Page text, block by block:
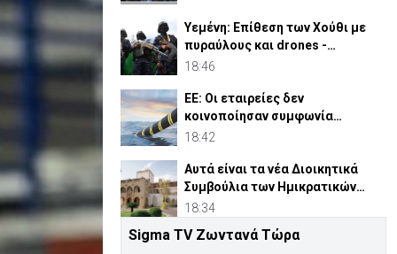
Υεμένη: Επίθεση των Χούθι με
πυραύλους και drones -
Τουλάχιστον 38 νεκροί
18:46
ΕΕ: Οι εταιρείες δεν
κοινοποίησαν συμφωνία
Meridiam για έλεγχο
18:42
Αυτά είναι τα νέα Διοικητικά
Συμβούλια των Ημικρατικών
Οργανισμών
18:34
ΗΠΑ: Επιτροπή της Γερουσίας
Sigma TV Ζωντανά Τώρα